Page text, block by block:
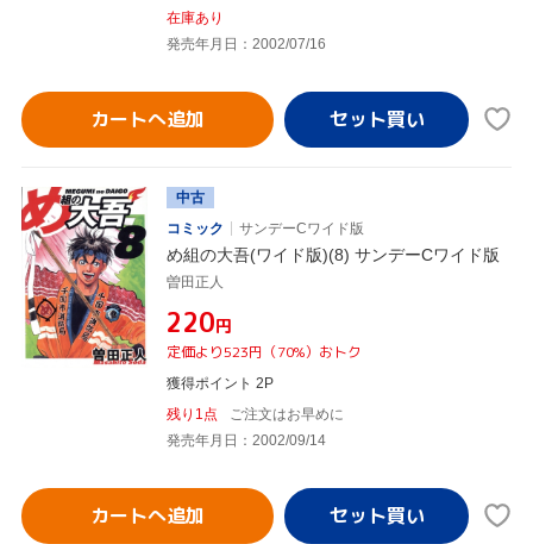
在庫あり
発売年月日：2002/07/16
カートへ追加
中古
コミック
サンデーCワイド版
め組の大吾(ワイド版)(8) サンデーCワイド版
曽田正人
¥220円
定価より523円（70%）おトク
獲得ポイント 2P
残り1点
ご注文はお早めに
発売年月日：2002/09/14
カートへ追加